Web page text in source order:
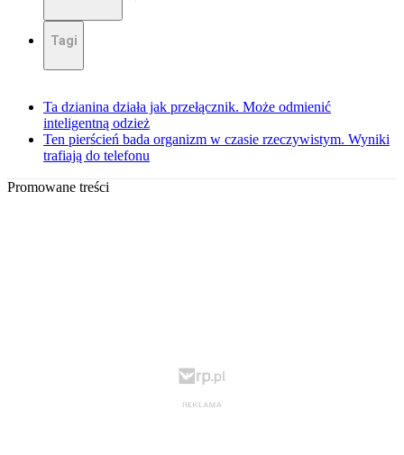
Tagi
Ta dzianina działa jak przełącznik. Może odmienić
inteligentną odzież
Ten pierścień bada organizm w czasie rzeczywistym. Wyniki
trafiają do telefonu
Promowane treści